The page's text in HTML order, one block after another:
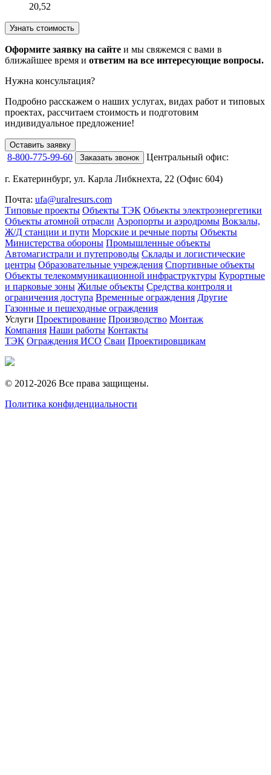
20,52
Узнать стоимость
Оформите заявку на сайте и мы свяжемся с вами в
ближайшее время и ответим на все интересующие вопросы.
Нужна консультация?
Подробно расскажем о наших услугах, видах работ и типовых
проектах, рассчитаем стоимость и подготовим
индивидуальное предложение!
Оставить заявку
8-800-775-99-60 Заказать звонок Центральный офис:
г. Екатеринбург, ул. Карла Либкнехта, 22 (Офис 604)
Почта: ufa@uralresurs.com
Типовые проекты Объекты ТЭК Объекты электроэнергетики
Объекты атомной отрасли Аэропорты и аэродромы Вокзалы,
Ж/Д станции и пути Морские и речные порты Объекты
Министерства обороны Промышленные объекты
Автомагистрали и путепроводы Склады и логистические
центры Образовательные учреждения Спортивные объекты
Объекты телекоммуникационной инфраструктуры Курортные
и парковые зоны Жилые объекты Средства контроля и
ограничения доступа Временные ограждения Другие
Газонные и пешеходные ограждения
Услуги Проектирование Производство Монтаж
Компания Наши работы Контакты
ТЭК Ограждения ИСО Сваи Проектировщикам
© 2012-2026 Все права защищены.
Политика конфиденциальности